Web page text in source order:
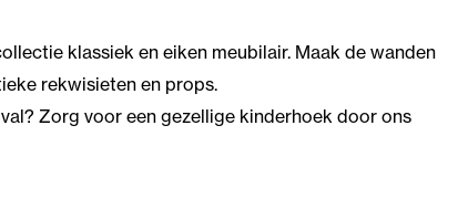
klassiek en eiken meubilair. Maak de wanden
rekwisieten en props.
Zorg voor een gezellige kinderhoek door ons